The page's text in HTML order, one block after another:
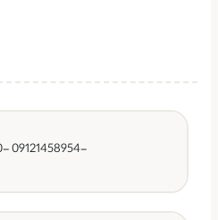
-09121458954 -021-43000160